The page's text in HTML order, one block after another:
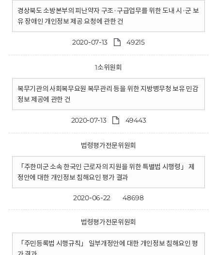
경상북도 소방본부의 피난약자 구조·구급업무를 위한 도내 시·군 보
유 장애인 개인정보 제공 요청에 관한 건
2020-07-13 49215
1소위원회
복무기관의 사회복무요원 복무관리 등을 위한 지방병무청 보유 민감
정보 제공에 관한 건
2020-07-13 49443
법령평가전문위원회
「주한미군 소속 한국인 근로자의 지원을 위한 특별법 시행령」 제
정안에 대한 개인정보 침해요인 평가 결과
2020-06-22 48698
법령평가전문위원회
「주민등록법 시행규칙」 일부개정안에 대한 개인정보 침해요인 평